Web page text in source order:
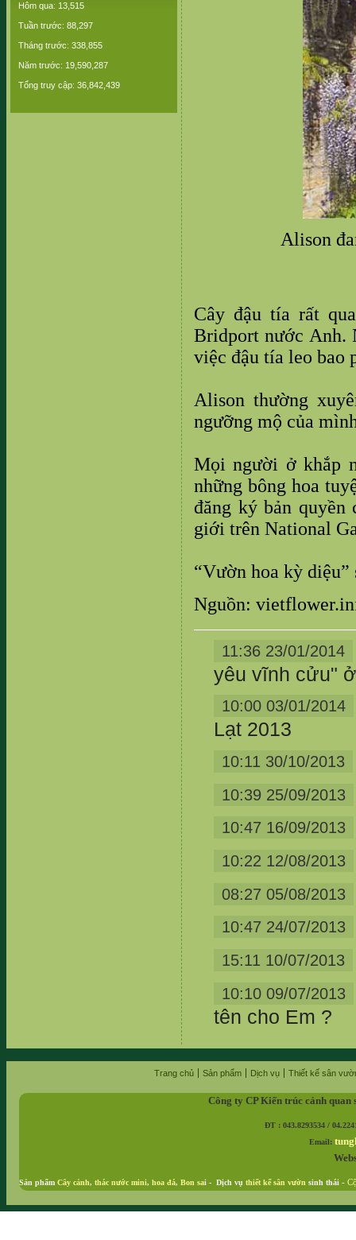
Hôm qua: 13,515
Tuần trước: 88,297
Tháng trước: 338,855
Năm trước: 19,590,287
Tổng truy cập: 36,842,439
Alison
Cây đậu tía rất
Bridport nước Anh.
việc đậu tía leo bao
Alison thường
ngưỡng mộ của
Mọi người ở khắp
những bông hoa
đăng ký bản
giới trên National
“Vườn hoa kỳ
Nguồn:
11:36 23/01/2014
yêu vĩnh cửu"
10:00 03/01/2014
Lạt 2013
10:11 30/10/2013
10:39 25/09/2013
10:47 16/09/2013
10:22 12/08/2013
08:27 05/08/2013
10:47 24/07/2013
15:11 10/07/2013
10:10 09/07/2013
tên cho Em ?
Trang chủ Sản phẩm Dịch vụ Thiết kế sân
Công ty CP Kiến trúc cảnh
ĐT : 043.8293534 /
Email:
Sản phẩm Cây cảnh, thác nước mini, hoa đá, Bon sai - Dịch vụ thiết kế sân vườn sinh thái -